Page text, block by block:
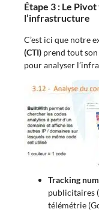
Étape 3 : Le
l’infrastructure
C’est ici que notre
(CTI) prend tout son
pour analyser
Tracking
publicitaires
télémétrie